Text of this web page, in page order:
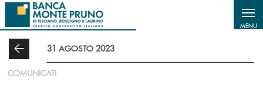
Salta al contenuto principale
MENU
31 AGOSTO 2023
COMUNICATI